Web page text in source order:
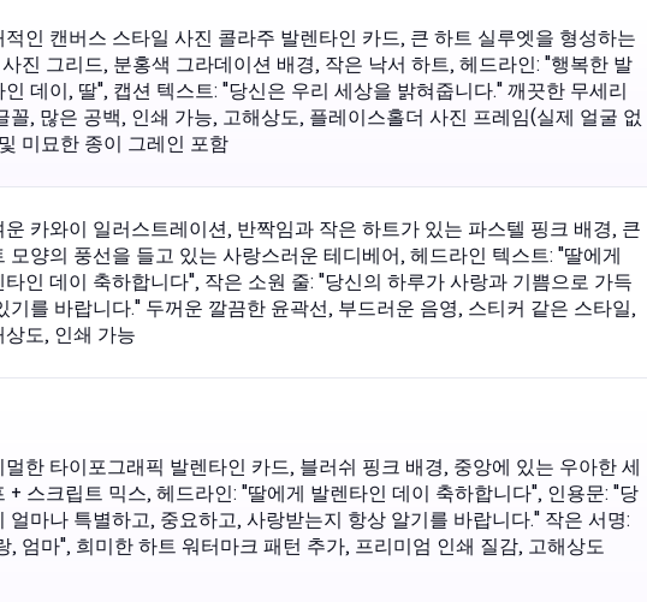
적인 캔버스 스타일 사진 콜라주 발렌타인 카드, 큰 하트 실루엣을 형성하는
진 그리드, 분홍색 그라데이션 배경, 작은 낙서 하트, 헤드라인: "행복한 발
인 데이, 딸", 캡션 텍스트: "당신은 우리 세상을 밝혀줍니다." 깨끗한 무세리
꼴, 많은 공백, 인쇄 가능, 고해상도, 플레이스홀더 사진 프레임(실제 얼굴 없
미묘한 종이 그레인 포함
운 카와이 일러스트레이션, 반짝임과 작은 하트가 있는 파스텔 핑크 배경, 큰
모양의 풍선을 들고 있는 사랑스러운 테디베어, 헤드라인 텍스트: "딸에게
타인 데이 축하합니다", 작은 소원 줄: "당신의 하루가 사랑과 기쁨으로 가득
기를 바랍니다." 두꺼운 깔끔한 윤곽선, 부드러운 음영, 스티커 같은 스타일,
상도, 인쇄 가능
멀한 타이포그래픽 발렌타인 카드, 블러쉬 핑크 배경, 중앙에 있는 우아한 세
+ 스크립트 믹스, 헤드라인: "딸에게 발렌타인 데이 축하합니다", 인용문: "당
얼마나 특별하고, 중요하고, 사랑받는지 항상 알기를 바랍니다." 작은 서명:
, 엄마", 희미한 하트 워터마크 패턴 추가, 프리미엄 인쇄 질감, 고해상도